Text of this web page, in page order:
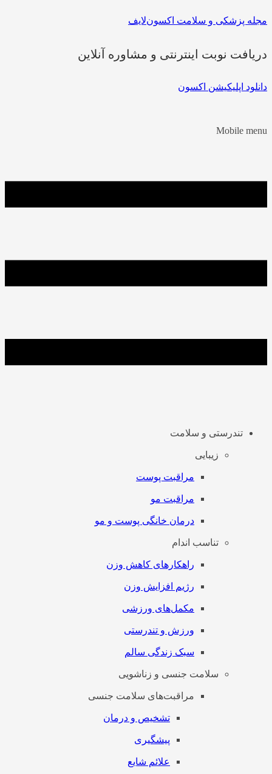
مجله پزشکی و سلامت اکسون‌لایف
دریافت نوبت اینترنتی و مشاوره آنلاین
دانلود اپلیکیشن اکسون
Mobile menu
تندرستی و سلامت
زیبایی
مراقبت پوست
مراقبت مو
درمان خانگی پوست و مو
تناسب اندام
راهکارهای کاهش وزن
رژیم افزایش وزن
مکمل‌های ورزشی
ورزش و تندرستی
سبک زندگی سالم
سلامت جنسی و زناشویی
مراقبت‌های سلامت جنسی
تشخیص و درمان
پیشگیری
علائم شایع